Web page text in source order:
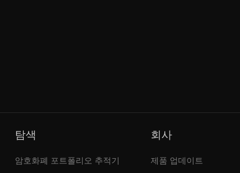
탐색
암호화폐 포트폴리오 추적기
회사
제품 업데이트